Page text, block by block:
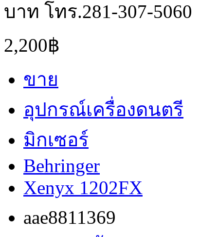
บาท โทร.281-307-5060
2,200฿
ขาย
อุปกรณ์เครื่องดนตรี
มิกเซอร์
Behringer
Xenyx 1202FX
aae8811369